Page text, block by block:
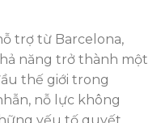
trợ từ Barcelona,
năng trở thành một
thế giới trong
nỗ lực không